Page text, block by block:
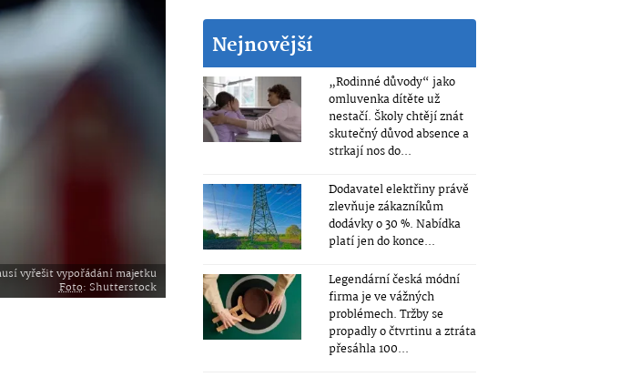
vyřešit vypořádání majetku
Foto: Shutterstock
Nejnovější
„Rodinné důvody“ jako
omluvenka dítěte už
nestačí. Školy chtějí znát
skutečný důvod absence a
strkají nos do...
Dodavatel elektřiny právě
zlevňuje zákazníkům
dodávky o 30 %. Nabídka
platí jen do konce...
Legendární česká módní
firma je ve vážných
problémech. Tržby se
propadly o čtvrtinu a ztráta
přesáhla 100...